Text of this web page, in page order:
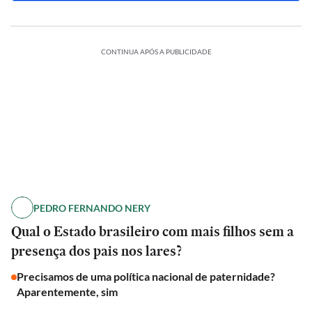
CONTINUA APÓS A PUBLICIDADE
PEDRO FERNANDO NERY
Qual o Estado brasileiro com mais filhos sem a
presença dos pais nos lares?
Precisamos de uma política nacional de paternidade?
Aparentemente, sim